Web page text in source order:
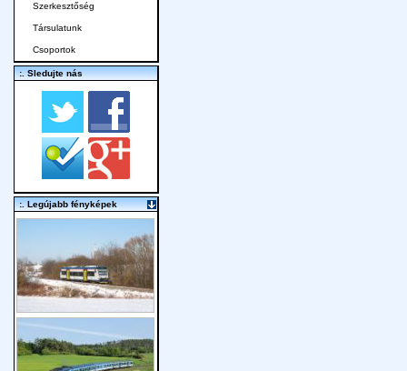
Szerkesztőség
Társulatunk
Csoportok
:. Sledujte nás
:. Legújabb fényképek